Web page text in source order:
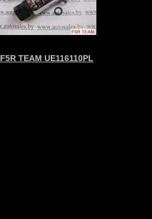
F5R TEAM UE116110PL